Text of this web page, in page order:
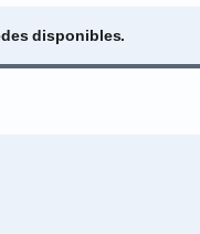
disponibles.